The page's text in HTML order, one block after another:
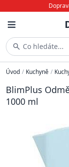
Co hledáte...
Úvod / Kuchyně /
BlimPlus
1000 ml